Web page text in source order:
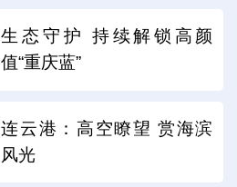
生态守护 持续解锁高颜
值“重庆蓝”
连云港：高空瞭望 赏海滨
风光